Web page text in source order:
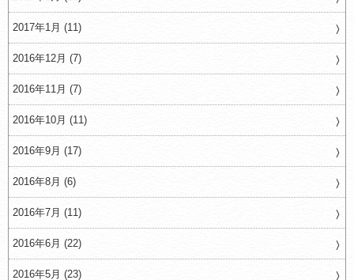
2017年1月 (11)
2016年12月 (7)
2016年11月 (7)
2016年10月 (11)
2016年9月 (17)
2016年8月 (6)
2016年7月 (11)
2016年6月 (22)
2016年5月 (23)